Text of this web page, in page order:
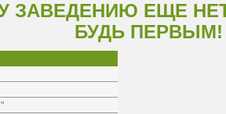
ЗАВЕДЕНИЮ ЕЩЕ
БУДЬ ПЕРВЫМ!